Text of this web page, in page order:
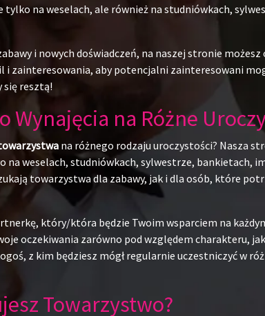
na weselach, ale również na studniówkach,
i nowych doświadczeń, na naszej stronie możesz
zainteresowania, aby potencjalni zainteresowani
się resztą!
Wynajęcia na Różne
na różnego rodzaju uroczystości? Nasza
weselach, studniówkach, sylwestrze, bankietach,
towarzystwa dla zabawy, jak i dla osób, które
który/która będzie Twoim wsparciem na
oczekiwania zarówno pod względem charakteru,
z kim będziesz mógł regularnie uczestniczyć w
Towarzystwo?